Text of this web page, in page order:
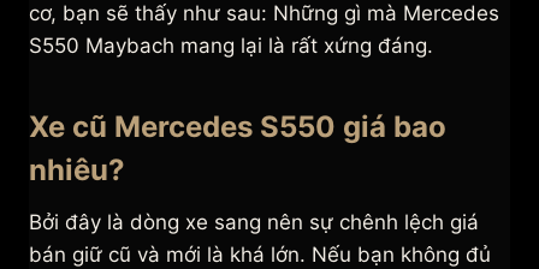
cơ, bạn sẽ thấy như sau: Những gì mà Mercedes
S550 Maybach mang lại là rất xứng đáng.
Xe cũ Mercedes S550 giá bao
nhiêu?
Bởi đây là dòng xe sang nên sự chênh lệch giá
bán giữ cũ và mới là khá lớn. Nếu bạn không đủ